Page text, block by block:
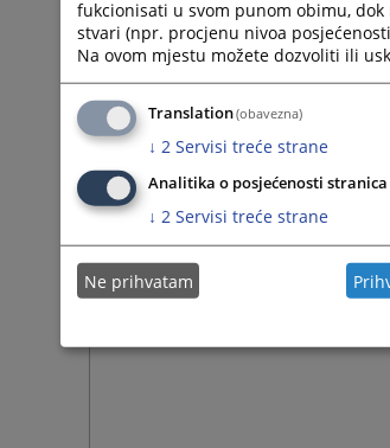
fukcionisati u svom punom obimu,
stvari (npr. procjenu nivoa
Na ovom mjestu možete dozvoliti ili
Translation(obavezna)
↓ 2 Servisi treće strane
Analitika o posjećenosti stranica
↓ 2 Servisi treće strane
Ne prihvatam